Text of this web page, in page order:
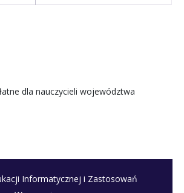
dla nauczycieli województwa
Informatycznej i Zastosowań